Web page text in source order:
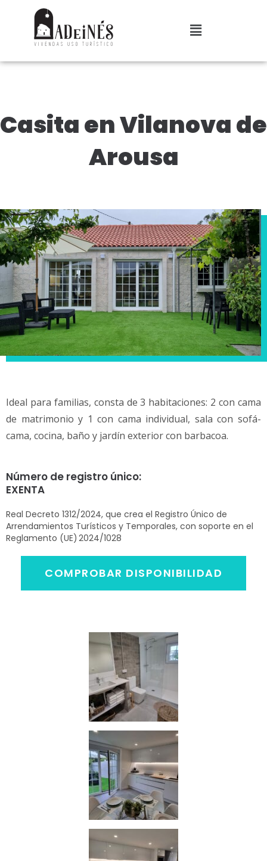
Casita en Vilanova de
Arousa
Ideal para familias, consta de 3 habitaciones: 2 con cama
de matrimonio y 1 con cama individual, sala con sofá-
cama, cocina, baño y jardín exterior con barbacoa.
Número de registro único:
EXENTA
Real Decreto 1312/2024, que crea el Registro Único de
Arrendamientos Turísticos y Temporales, con soporte en el
Reglamento (UE) 2024/1028
COMPROBAR DISPONIBILIDAD